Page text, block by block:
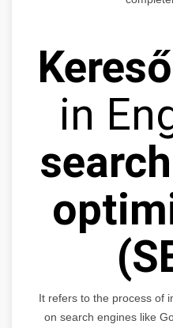
in
It refers to the process of
on search engines like